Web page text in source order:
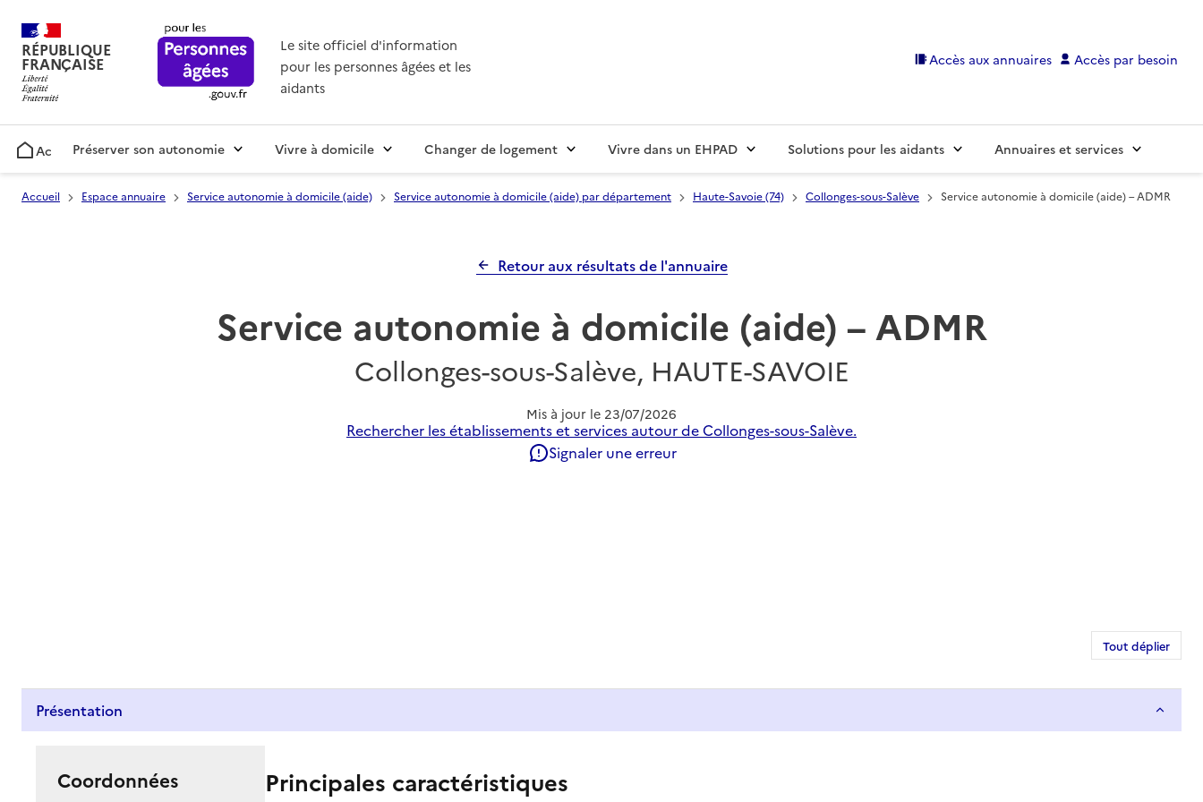
RÉPUBLIQUE
FRANÇAISE
Le site officiel d'information
pour les personnes âgées et les
aidants
Accès aux annuaires Accès par besoin
AccueilPréserver son autonomie Vivre à domicile Changer de logement Vivre dans un EHPAD Solutions pour les aidants Annuaires et services
Accueil Espace annuaire Service autonomie à domicile (aide) Service autonomie à domicile (aide) par département Haute-Savoie (74) Collonges-sous-Salève Service autonomie à domicile (aide) – ADMR
Retour aux résultats de l'annuaire
Service autonomie à domicile (aide) – ADMR
Collonges-sous-Salève, HAUTE-SAVOIE
Mis à jour le 23/07/2026
Rechercher les établissements et services autour de Collonges-sous-Salève.
Signaler une erreur
Tout déplier
Présentation
Coordonnées Principales caractéristiques